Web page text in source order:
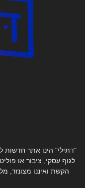
"דתילי" הינו אתר חדשות
לגוף עסקי, ציבור או
הקשת ואיננו מצונזר,